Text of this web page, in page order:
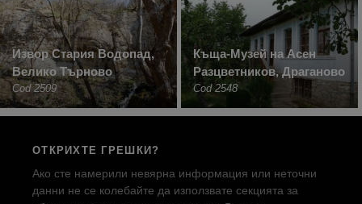
Извор Стария Водопад,
Велико Търново
Cod 2509
Къща-Музей на Асен
Разцветников, Драганово
Cod 2548
ОТКРИХТЕ ГРЕШКИ?
Ако сте намерили невярна информация или неточни
данни не се колебайте да използвате секцията за